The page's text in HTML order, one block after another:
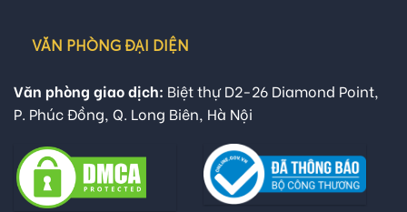
VĂN PHÒNG ĐẠI DIỆN
Văn phòng giao dịch: Biệt thự D2-26 Diamond Point,
P. Phúc Đồng, Q. Long Biên, Hà Nội